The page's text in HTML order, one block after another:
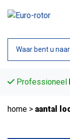
Professioneel
home > aantal